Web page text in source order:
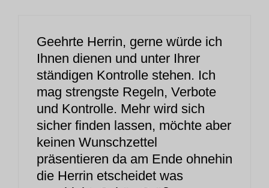
Geehrte Herrin, gerne würde ich
Ihnen dienen und unter Ihrer
ständigen Kontrolle stehen. Ich
mag strengste Regeln, Verbote
und Kontrolle. Mehr wird sich
sicher finden lassen, möchte aber
keinen Wunschzettel
präsentieren da am Ende ohnehin
die Herrin etscheidet was